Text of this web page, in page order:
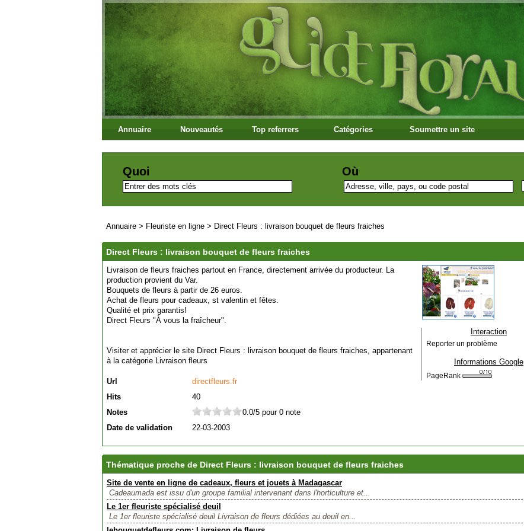
Annuaire Nouveautés Top referrers Catégories Soumettre un site
Quoi Où
Annuaire > Fleuriste en ligne > Direct Fleurs : livraison bouquet de fleurs fraiches
Direct Fleurs : livraison bouquet de fleurs fraiches
Livraison de fleurs fraiches partout en France, directement arrivée du producteur. La
production provient du Var.
Bouquets de fleurs à partir de 26 euros.
Achat de fleurs pour cadeaux, st valentin et fêtes.
Qualité et prix garantis!
Direct Fleurs "À vous la fraîcheur".
Visiter et apprécier le site Direct Fleurs : livraison bouquet de fleurs fraiches, appartenant
à la catégorie Livraison fleurs
Url
directfleurs.fr
Hits
40
Notes
0.0/5 pour 0 note
Date de validation
22-03-2003
Interaction
Reporter un problème
Informations Google
PageRank
Thématique proche de Direct Fleurs : livraison bouquet de fleurs fraiches
Site de vente en ligne de cadeaux, fleurs et jouets à Madagascar
Cadeaumada est issu d'un groupe familial intervenant dans l'horticulture et...
Le 1er fleuriste spécialisé deuil
Le 1er fleuriste spécialisé deuil Livraison de fleurs dédiées au deuil en...